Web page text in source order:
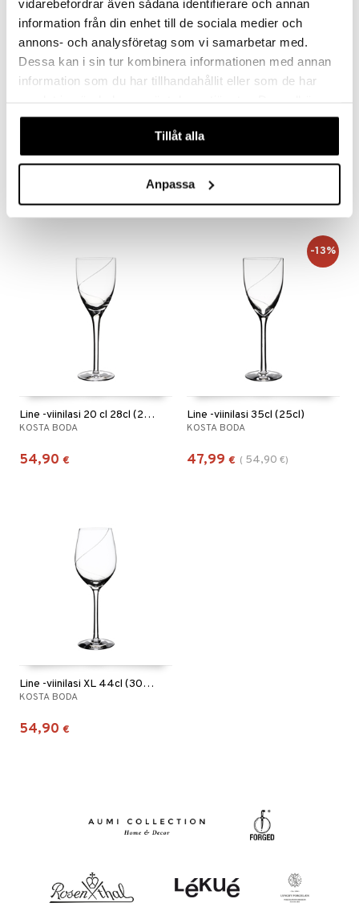
vidarebefordrar även sådana identifierare och annan
information från din enhet till de sociala medier och
annons- och analysföretag som vi samarbetar med.
Dessa kan i sin tur kombinera informationen med annan
information som du har tillhandahållit eller som de har
våra cookies vid fortsatt användande av vår webbplats.
Tillåt alla
Anpassa
KOSTA BODA KOSTA BODA
53,90
Line -viinilasi 20 cl 28cl (20cl)
KOSTA BODA
54,90 €
Line -viinilasi 35cl (25cl)
KOSTA BODA
47,99 € ( 54,90 €)
-13%
Line -viinilasi XL 44cl (30 cl)
KOSTA BODA
54,90 €